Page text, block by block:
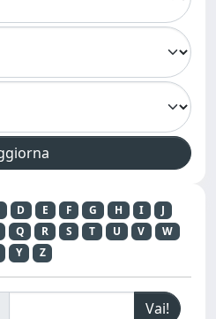
D E F G H I
J
Q R S T U V
W
Y Z